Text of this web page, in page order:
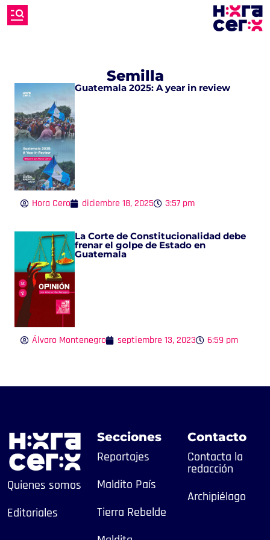
Semilla
Guatemala 2025: A year in review
Hora Cero diciembre 18, 2025 3:57 pm
La Corte de Constitucionalidad debe
frenar el golpe de Estado en
Guatemala
Álvaro Montenegro septiembre 13, 2023 6:59 pm
Quienes somos
Editoriales
Secciones
Reportajes
Maldito País
Tierra Rebelde
Contacto
Contacta la
redacción
Archipiélago